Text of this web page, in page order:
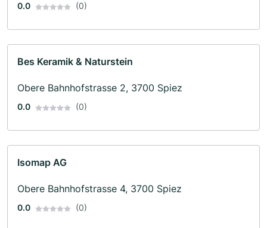
0.0 (0)
Bes Keramik & Naturstein
Obere Bahnhofstrasse 2, 3700 Spiez
0.0 (0)
Isomap AG
Obere Bahnhofstrasse 4, 3700 Spiez
0.0 (0)